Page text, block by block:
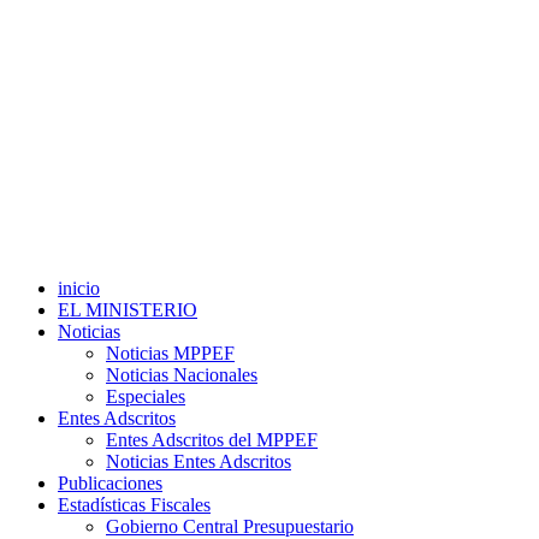
inicio
EL MINISTERIO
Noticias
Noticias MPPEF
Noticias Nacionales
Especiales
Entes Adscritos
Entes Adscritos del MPPEF
Noticias Entes Adscritos
Publicaciones
Estadísticas Fiscales
Gobierno Central Presupuestario